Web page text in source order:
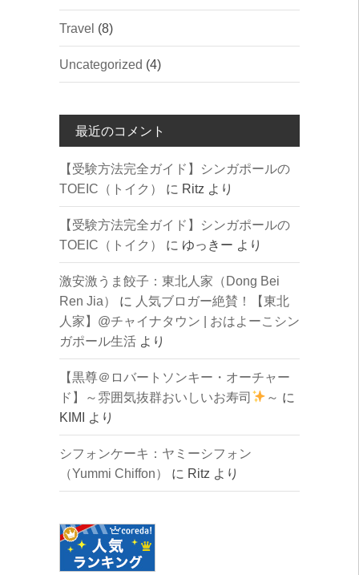
Travel (8)
Uncategorized (4)
最近のコメント
【受験方法完全ガイド】シンガポールの
TOEIC（トイク）
に Ritz より
【受験方法完全ガイド】シンガポールの
TOEIC（トイク）
に ゆっきー より
激安激うま餃子：東北人家（Dong Bei
Ren Jia）
に 人気ブロガー絶賛！【東北
人家】@チャイナタウン | おはよーこシン
ガポール生活より
【黒尊＠ロバートソンキー・オーチャー
ド】～雰囲気抜群おいしいお寿司
～ に
KIMI
より
シフォンケーキ：ヤミーシフォン
（Yummi Chiffon）
に Ritz より